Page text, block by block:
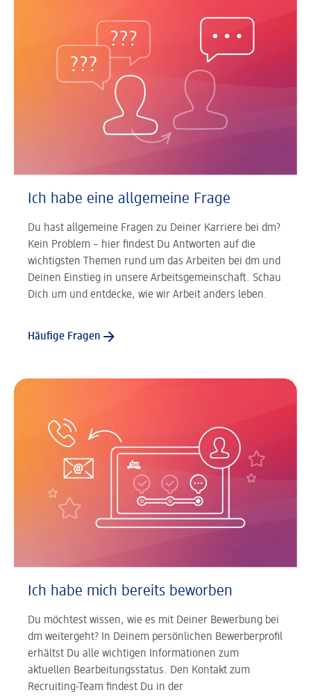
Ich habe eine allgemeine Frage
Du hast allgemeine Fragen zu Deiner Karriere bei dm?
Kein Problem – hier findest Du Antworten auf die
wichtigsten Themen rund um das Arbeiten bei dm und
Deinen Einstieg in unsere Arbeitsgemeinschaft. Schau
Dich um und entdecke, wie wir Arbeit anders leben.
Häufige Fragen
Ich habe mich bereits beworben
Du möchtest wissen, wie es mit Deiner Bewerbung bei
dm weitergeht? In Deinem persönlichen Bewerberprofil
erhältst Du alle wichtigen Informationen zum
aktuellen Bearbeitungsstatus. Den Kontakt zum
Recruiting-Team findest Du in der